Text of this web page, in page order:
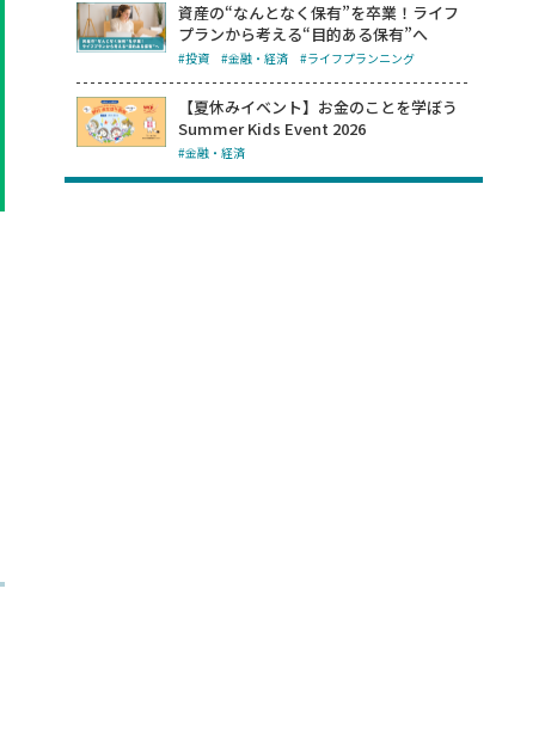
資産の“なんとなく保有”を卒業！ライフ
プランから考える“目的ある保有”へ
#投資 #金融・経済 #ライフプランニング
【夏休みイベント】お金のことを学ぼう
Summer Kids Event 2026
#金融・経済